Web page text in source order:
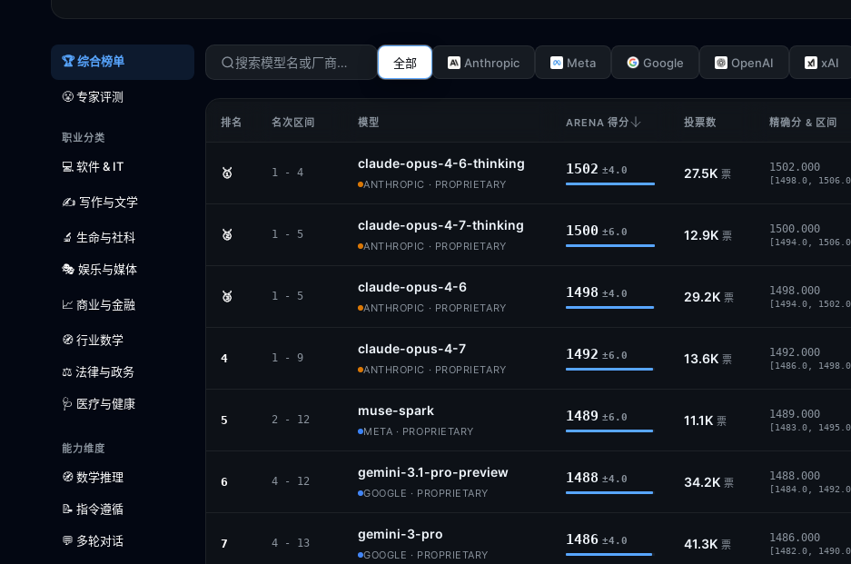
🏆 综合榜单
😤 专家评测
职业分类
💻 软件 & IT
✍️ 写作与文学
🔬 生命与社科
🎭 娱乐与媒体
📈 商业与金融
🧭 行业数学
⚖️ 法律与政务
🩺 医疗与健康
能力维度
🧭 数学推理
📝 指令遵循
💬 多轮对话
全部 Anthropic Meta Google OpenAI xAI
排名 名次区间 模型 ARENA 得分 投票数 精确分 & 区间
🥇 1 - 4
claude-opus-4-6-thinking
ANTHROPIC · PROPRIETARY
1502 ±4.0 27.5K 票
1502.000
[1498.0,
🥈 1 - 5
claude-opus-4-7-thinking
ANTHROPIC · PROPRIETARY
1500 ±6.0 12.9K 票
1500.000
[1494.0,
🥉 1 - 5
claude-opus-4-6
ANTHROPIC · PROPRIETARY
1498 ±4.0 29.2K 票
1498.000
[1494.0,
4 1 - 9
claude-opus-4-7
ANTHROPIC · PROPRIETARY
1492 ±6.0 13.6K 票
1492.000
[1486.0,
5 2 - 12
muse-spark
META · PROPRIETARY
1489 ±6.0 11.1K 票
1489.000
[1483.0,
6 4 - 12
gemini-3.1-pro-preview
GOOGLE · PROPRIETARY
1488 ±4.0 34.2K 票
1488.000
[1484.0,
7 4 - 13
gemini-3-pro
GOOGLE · PROPRIETARY
1486 ±4.0 41.3K 票
1486.000
[1482.0,